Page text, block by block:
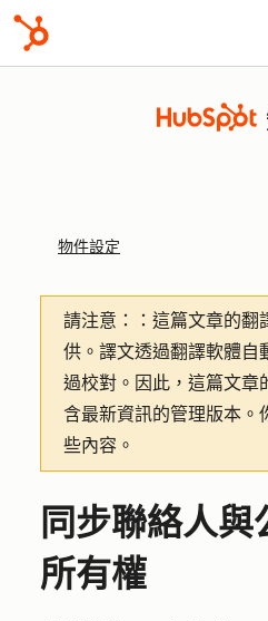
物件設定
請注意：
：這篇文章的
供。譯文透過翻譯軟體自
過校對。因此，這篇文章
含最新資訊的管理版本。
些內容。
同步聯絡人與
所有權